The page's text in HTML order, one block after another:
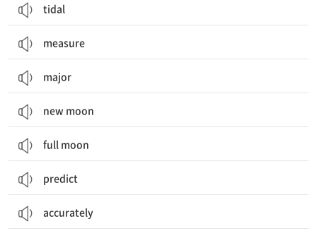
tidal
measure
major
new moon
full moon
predict
accurately